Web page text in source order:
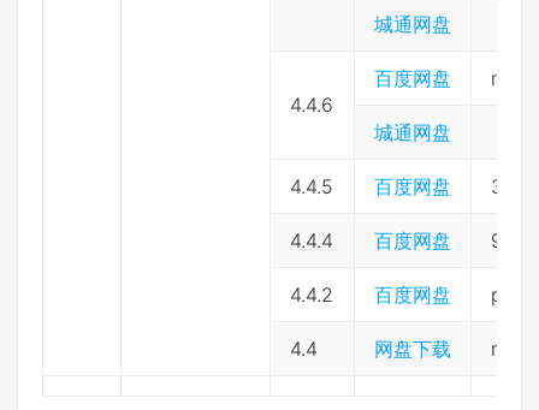
城通网盘
4.4.6
百度网盘 m48t
城通网盘
4.4.5 百度网盘 3kvv
4.4.4 百度网盘 9dc3
4.4.2 百度网盘 pfq8
4.4 网盘下载 nu4i